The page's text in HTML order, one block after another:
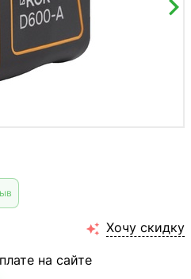
 Хочу скидку
на сайте